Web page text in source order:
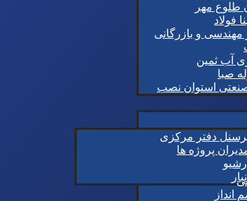
طلوع مهر
فولاد
و بازرگانی
آب ثمین
صبا
استوان نصب
دفتر مرکزی
پروژه ها
آرشیو